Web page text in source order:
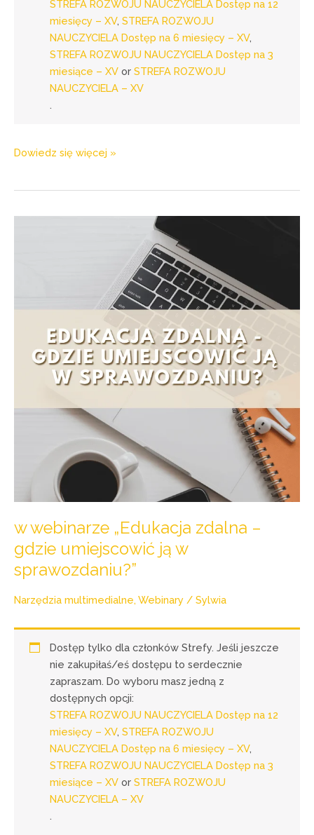
STREFA ROZWOJU NAUCZYCIELA Dostęp na 12
miesięcy – XV,STREFA ROZWOJU
NAUCZYCIELA Dostęp na 6 miesięcy – XV,
STREFA ROZWOJU NAUCZYCIELA Dostęp na 3
miesiące – XV orSTREFA ROZWOJU
NAUCZYCIELA – XV
.
Dowiedz się więcej »
w webinarze „Edukacja zdalna –
gdzie umiejscowić ją w
sprawozdaniu?”
Narzędzia multimedialne, Webinary / Sylwia
Dostęp tylko dla członków Strefy. Jeśli jeszcze
nie zakupiłaś/eś dostępu to serdecznie
zapraszam. Do wyboru masz jedną z
dostępnych opcji:
STREFA ROZWOJU NAUCZYCIELA Dostęp na 12
miesięcy – XV,STREFA ROZWOJU
NAUCZYCIELA Dostęp na 6 miesięcy – XV,
STREFA ROZWOJU NAUCZYCIELA Dostęp na 3
miesiące – XV orSTREFA ROZWOJU
NAUCZYCIELA – XV
.
gdzie
sprawozdaniu?”